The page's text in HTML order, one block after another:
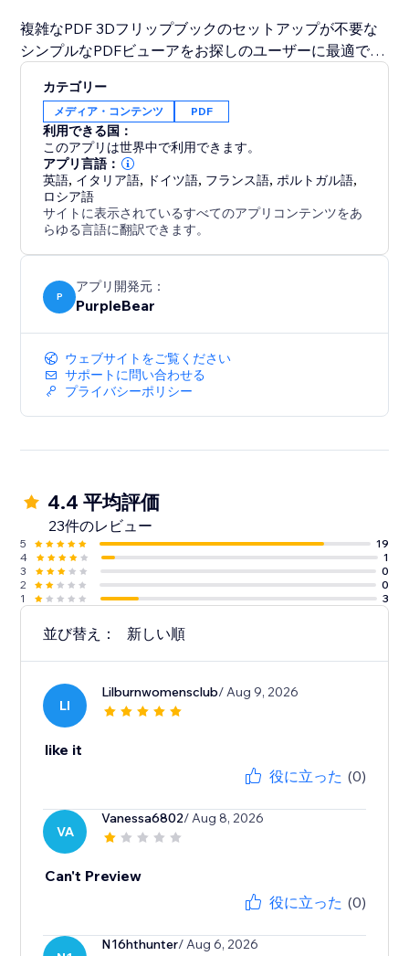
複雑なPDF 3Dフリップブックのセットアップが不要な
シンプルなPDFビューアをお探しのユーザーに最適で
簡単でプロフェッショナルな方法でオンラインで文書を
共有する必要がある企業、オンラインストア、レストラ
ン、学校、エージェンシー、ポートフォリオ、およびサ
ービスプロバイダーに最適です。
アプリは完全にモバイル対応であり、セットアップが簡
単でコーディングが不要です。高速かつカスタマイズ可
スさせましょう。
カテゴリー
メディア・コンテンツ PDF
利用できる国：
このアプリは世界中で利用できます。
アプリ言語：
英語, イタリア語, ドイツ語, フランス語, ポルトガル語,
ロシア語
サイトに表示されているすべてのアプリコンテンツをあ
らゆる言語に翻訳できます。
P
アプリ開発元：
PurpleBear
ウェブサイトをご覧ください
サポートに問い合わせる
プライバシーポリシー
4.4 平均評価
23件のレビュー
5
19
4
1
3
0
2
0
1
3
並び替え： 新しい順
LI
Lilburnwomensclub/ Aug 9, 2026
like it
役に立った (0)
VA
Vanessa6802/ Aug 8, 2026
Can't Preview
役に立った (0)
N16hthunter/ Aug 6, 2026